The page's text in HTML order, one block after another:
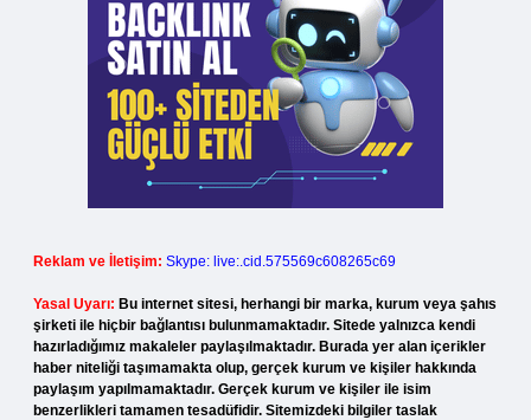
Reklam ve İletişim: Skype: live:.cid.575569c608265c69
Yasal Uyarı: Bu internet sitesi, herhangi bir marka, kurum veya şahıs
şirketi ile hiçbir bağlantısı bulunmamaktadır. Sitede yalnızca kendi
hazırladığımız makaleler paylaşılmaktadır. Burada yer alan içerikler
haber niteliği taşımamakta olup, gerçek kurum ve kişiler hakkında
paylaşım yapılmamaktadır. Gerçek kurum ve kişiler ile isim
benzerlikleri tamamen tesadüfidir. Sitemizdeki bilgiler taslak